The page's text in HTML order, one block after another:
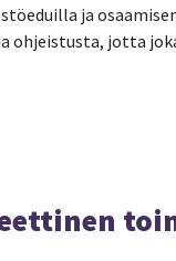
ja
jotta